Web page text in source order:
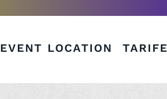
EVENT LOCATION TARIFE